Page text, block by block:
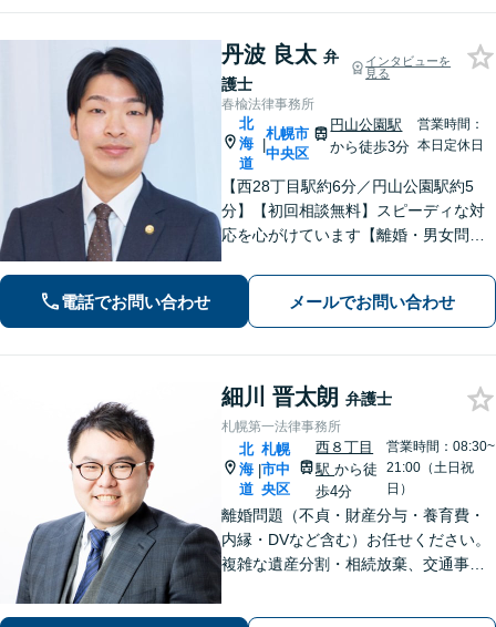
丹波 良太 弁
護士
インタビューを
見る
春楡法律事務所
北
海
道
|
札幌市
中央区
円山公園駅
から徒歩3分
営業時間：
本日定休日
【西28丁目駅約6分／円山公園駅約5
分】【初回相談無料】スピーディな対
応を心がけています【離婚・男女問
に強い【相続】分割協議や調停の実績
電話でお問い合わせ メールでお問い合わせ
細川 晋太朗 弁護士
札幌第一法律事務所
北
海
道
|
札幌
市中
央区
西８丁目
駅から徒
歩4分
営業時間：08:30~
21:00（土日祝
日）
離婚問題（不貞・財産分与・養育費・
内縁・DVなど含む）お任せください。
複雑な遺産分割・相続放棄、交通事故